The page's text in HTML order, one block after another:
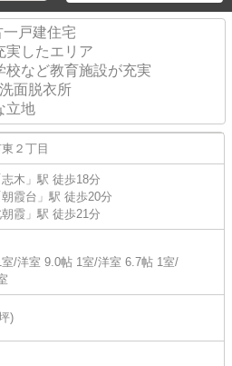
戸建住宅
実したエリア
校など教育施設が充実
面脱衣所
立地
東 ２丁目
志木 」駅 徒歩18分
朝霞台 」駅 徒歩20分
霞 」駅 徒歩21分
/洋室 9.0帖 1室/洋室 6.7帖 1室/
)